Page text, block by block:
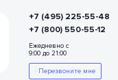
+7 (495) 225-55-48
+7 (800) 550-55-12
Ежедневно с
9:00 до 21:00
Перезвоните мне